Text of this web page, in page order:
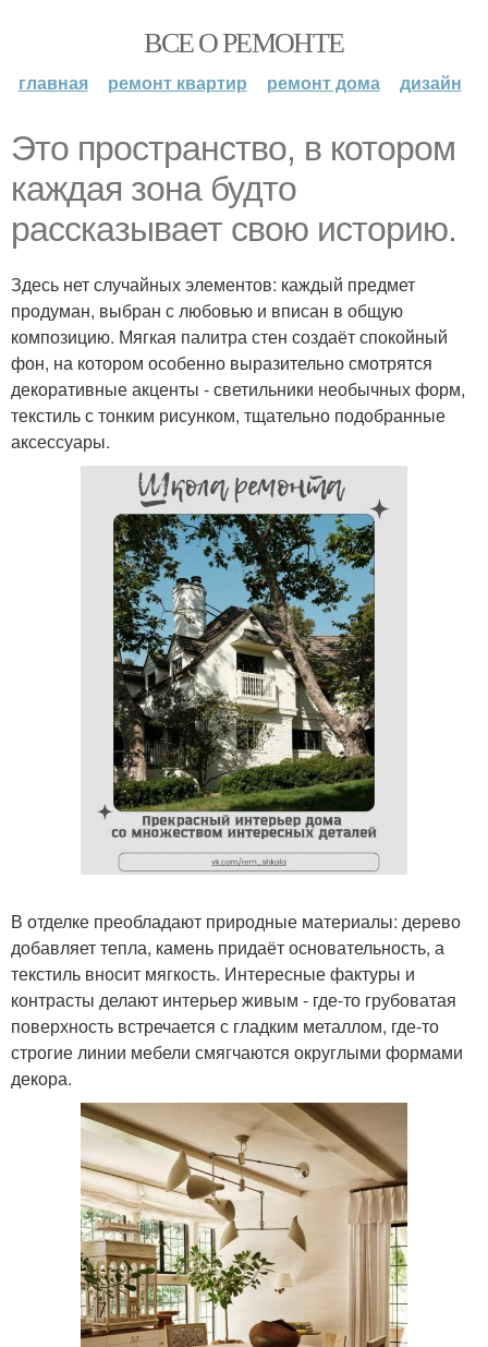
ВСЕ О РЕМОНТЕ
главная ремонт квартир ремонт дома дизайн
Это пространство, в котором
каждая зона будто
рассказывает свою историю.
Здесь нет случайных элементов: каждый предмет
продуман, выбран с любовью и вписан в общую
композицию. Мягкая палитра стен создаёт спокойный
фон, на котором особенно выразительно смотрятся
декоративные акценты - светильники необычных форм,
текстиль с тонким рисунком, тщательно подобранные
аксессуары.
В отделке преобладают природные материалы: дерево
добавляет тепла, камень придаёт основательность, а
текстиль вносит мягкость. Интересные фактуры и
контрасты делают интерьер живым - где-то грубоватая
поверхность встречается с гладким металлом, где-то
строгие линии мебели смягчаются округлыми формами
декора.